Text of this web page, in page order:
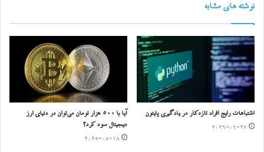
نوشته های مشابه
اشتباهات رایج افراد تازه‌کار در یادگیری پایتون
2026-06-27
آیا با ۵۰۰ هزار تومان می‌توان در دنیای ارز
دیجیتال سود کرد؟
2025-08-18